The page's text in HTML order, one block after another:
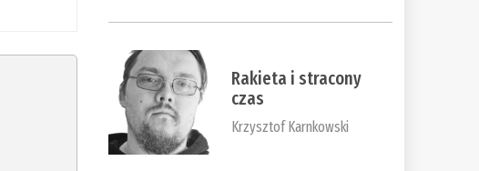
Rakieta i stracony
czas
Krzysztof Karnkowski